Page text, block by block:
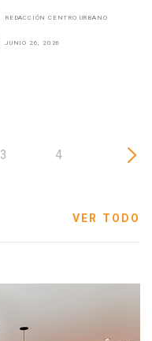
REDACCIÓN CENTRO URBANO
JUNIO 26, 2026
3 4
VER TODO